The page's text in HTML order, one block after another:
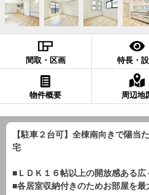
間取・区画 特長・
物件概要 周辺地
【駐車２台可】全棟南向きで陽当
宅
■ＬＤＫ１６帖以上の開放感ある広
■各居室収納付きのためお部屋を